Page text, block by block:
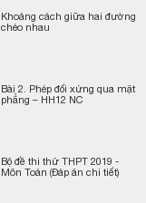
Khoảng cách giữa hai đường
chéo nhau
Bài 2. Phép đối xứng qua mặt
phẳng – HH12 NC
Bộ đề thi thử THPT 2019 -
Môn Toán (Đáp án chi tiết)